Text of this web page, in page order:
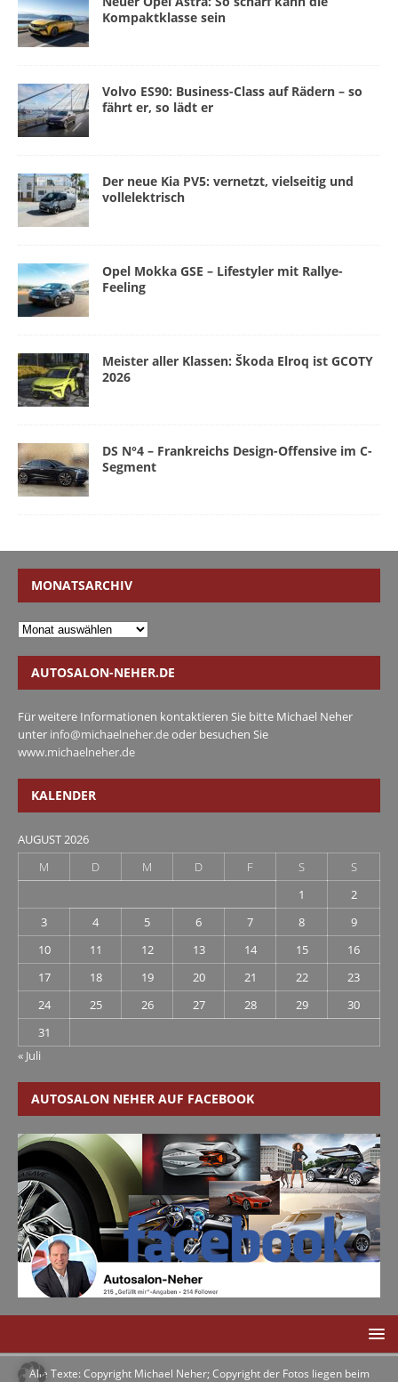
Kompaktklasse sein
Volvo ES90: Business-Class auf Rädern – so
fährt er, so lädt er
Der neue Kia PV5: vernetzt, vielseitig und
vollelektrisch
Opel Mokka GSE – Lifestyler mit Rallye-
Feeling
Meister aller Klassen: Škoda Elroq ist GCOTY
2026
DS N°4 – Frankreichs Design-Offensive im C-
Segment
MONATSARCHIV
AUTOSALON-NEHER.DE
Für weitere Informationen kontaktieren Sie bitte Michael Neher
unter info@michaelneher.deoder besuchen Sie
www.michaelneher.de
KALENDER
AUGUST 2026
M
D M D F S
S
1
2
3
4 5 6 7 8
9
10
11 12 13 14 15
16
17
18 19 20 21 22
23
24
25 26 27 28 29
30
31
« Juli
AUTOSALON NEHER AUF FACEBOOK
Alle Texte: Copyright Michael Neher; Copyright der Fotos liegen beim